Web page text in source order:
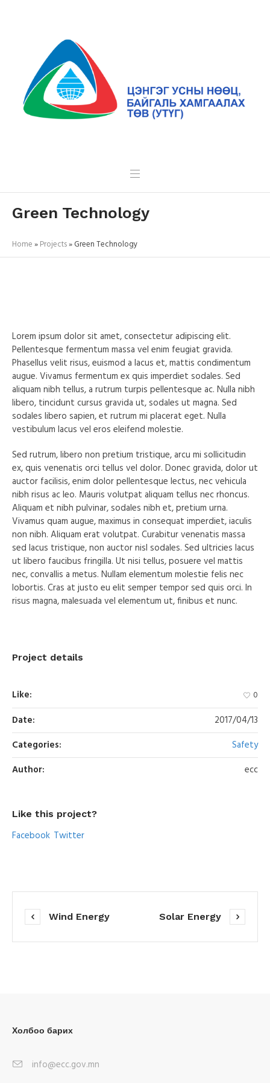
Green Technology
Home»Projects»Green Technology
Lorem ipsum dolor sit amet, consectetur adipiscing elit.
Pellentesque fermentum massa vel enim feugiat gravida.
Phasellus velit risus, euismod a lacus et, mattis condimentum
augue. Vivamus fermentum ex quis imperdiet sodales. Sed
aliquam nibh tellus, a rutrum turpis pellentesque ac. Nulla nibh
libero, tincidunt cursus gravida ut, sodales ut magna. Sed
sodales libero sapien, et rutrum mi placerat eget. Nulla
vestibulum lacus vel eros eleifend molestie.
Sed rutrum, libero non pretium tristique, arcu mi sollicitudin
ex, quis venenatis orci tellus vel dolor. Donec gravida, dolor ut
auctor facilisis, enim dolor pellentesque lectus, nec vehicula
nibh risus ac leo. Mauris volutpat aliquam tellus nec rhoncus.
Aliquam et nibh pulvinar, sodales nibh et, pretium urna.
Vivamus quam augue, maximus in consequat imperdiet, iaculis
non nibh. Aliquam erat volutpat. Curabitur venenatis massa
sed lacus tristique, non auctor nisl sodales. Sed ultricies lacus
ut libero faucibus fringilla. Ut nisi tellus, posuere vel mattis
nec, convallis a metus. Nullam elementum molestie felis nec
lobortis. Cras at justo eu elit semper tempor sed quis orci. In
risus magna, malesuada vel elementum ut, finibus et nunc.
Project details
Like: 0
Date:
2017/04/13
Categories:
Safety
Author:
ecc
Like this project?
Facebook Twitter
Wind Energy Solar Energy
Холбоо барих
info@ecc.gov.mn